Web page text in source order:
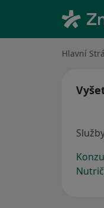
Hlavní